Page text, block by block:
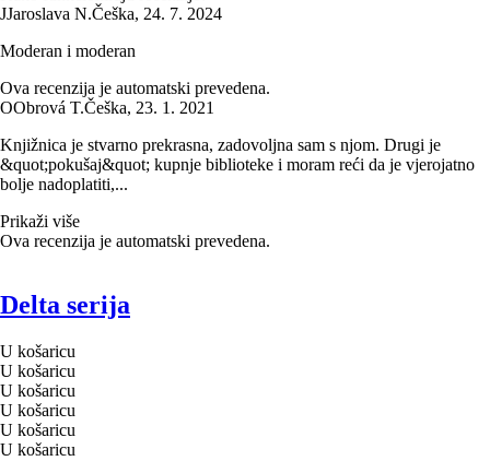
JJaroslava N.Češka, 24. 7. 2024
Moderan i moderan
Ova recenzija je automatski prevedena.
OObrová T.Češka, 23. 1. 2021
Knjižnica je stvarno prekrasna, zadovoljna sam s njom. Drugi je
&quot;pokušaj&quot; kupnje biblioteke i moram reći da je vjerojatno
bolje nadoplatiti,...
Prikaži više
Ova recenzija je automatski prevedena.
Delta serija
U košaricu
U košaricu
U košaricu
U košaricu
U košaricu
U košaricu